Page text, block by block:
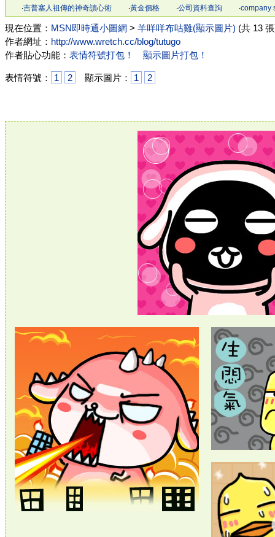
‧吉普塞人祖傳的神奇讀心術 ‧黃金價格 ‧公司資料查詢 ‧company
現在位置： MSN即時通小圖網 > 羊咩咩布咕雞(顯示圖片) (共 13
作者網址： http://www.wretch.cc/blog/tutugo
作者貼心功能： 表情符號打包！ 顯示圖片打包！
表情符號： 1 2 顯示圖片： 1 2